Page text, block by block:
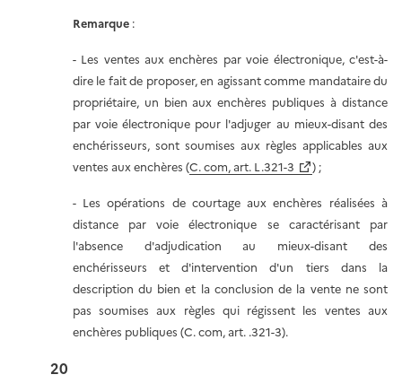
Remarque :
- Les ventes aux enchères par voie électronique, c'est-à-
dire le fait de proposer, en agissant comme mandataire du
propriétaire, un bien aux enchères publiques à distance
par voie électronique pour l'adjuger au mieux-disant des
enchérisseurs, sont soumises aux règles applicables aux
ventes aux enchères (C. com, art. L.321-3 ) ;
- Les opérations de courtage aux enchères réalisées à
distance par voie électronique se caractérisant par
l'absence d'adjudication au mieux-disant des
enchérisseurs et d'intervention d'un tiers dans la
description du bien et la conclusion de la vente ne sont
pas soumises aux règles qui régissent les ventes aux
enchères publiques (C. com, art. .321-3).
20